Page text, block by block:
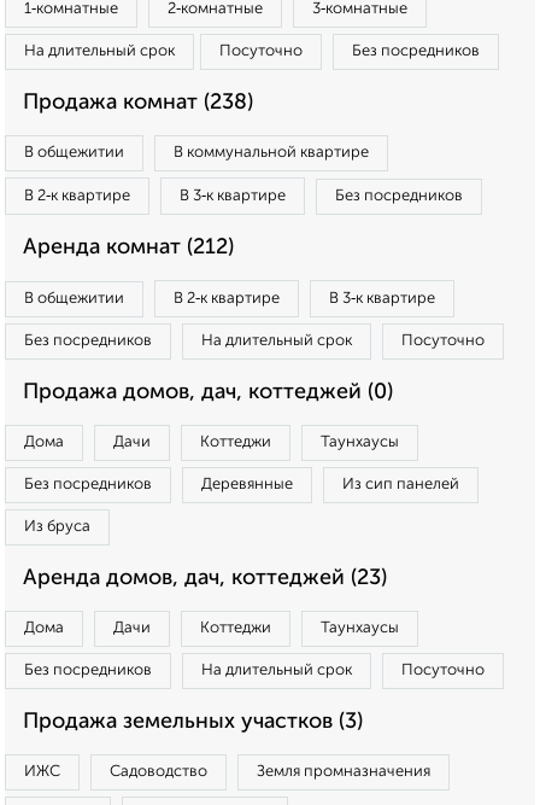
1‑комнатные 2‑комнатные 3‑комнатные
На длительный срок Посуточно Без посредников
Продажа комнат (238)
В общежитии В коммунальной квартире
В 2‑к квартире В 3‑к квартире Без посредников
Аренда комнат (212)
В общежитии В 2‑к квартире В 3‑к квартире
Без посредников На длительный срок Посуточно
Продажа домов, дач, коттеджей (0)
Дома Дачи Коттеджи Таунхаусы
Без посредников Деревянные Из сип панелей
Из бруса
Аренда домов, дач, коттеджей (23)
Дома Дачи Коттеджи Таунхаусы
Без посредников На длительный срок Посуточно
Продажа земельных участков (3)
ИЖС Садоводство Земля промназначения